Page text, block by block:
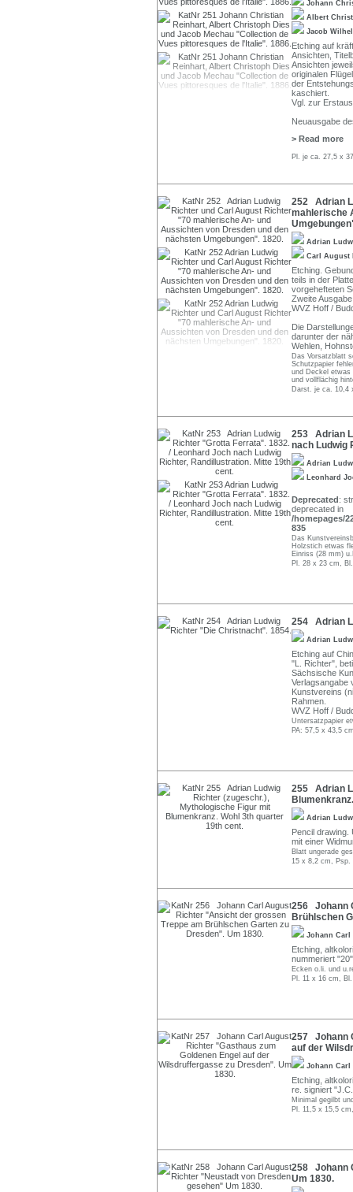
Johann
Albert
Jacob
Etching auf
Ansichten,
Ansichten
originalen
der
kaschiert.
Vgl. zur
Neuausgabe
> Read more
Pl. je ca. 27,5 x
252 Adrian
mahlerische
Adrian
Carl August
Etching.
teils in der
vorgehefteten
Zweite
WVZ Hoff /
Die
darunter der
Wehlen,
Das Vorsatzblatt
Schutzpapier
und Deckel etwas
und vollflächig
Darst. je ca. 10,4
253 Adrian
nach Ludwig
Adrian
Leonhard
Deprecated:
deprecated in
/homepages/
835
Das
Holzstich etwas
Einriss (28 mm)
Pl. 28 x 23 cm,
254 Adrian
Adrian
Etching auf
"L. Richter",
Sächsische
Verlagsangabe
Kunstvereins
Rahmen.
WVZ Hoff /
Untersatzpapier
PA: 57,5 x 43,5
255 Adrian
Adrian
Pencil drawing.
mit einer
Blatt ungerade
15 x 8,2 cm, Psp.
256 Johann
Brühlschen
Johann
Etching,
nummeriert
Ecken o.li. und
Pl. 11 x 16 cm,
257 Johann
auf der
Johann
Etching,
re. signiert
Minimal gegilbt
Pl. 11,5 x 15,5
258 Johann
Um 1830.